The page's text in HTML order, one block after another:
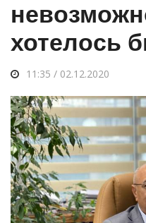
хотелось
11:35 / 02.12.2020